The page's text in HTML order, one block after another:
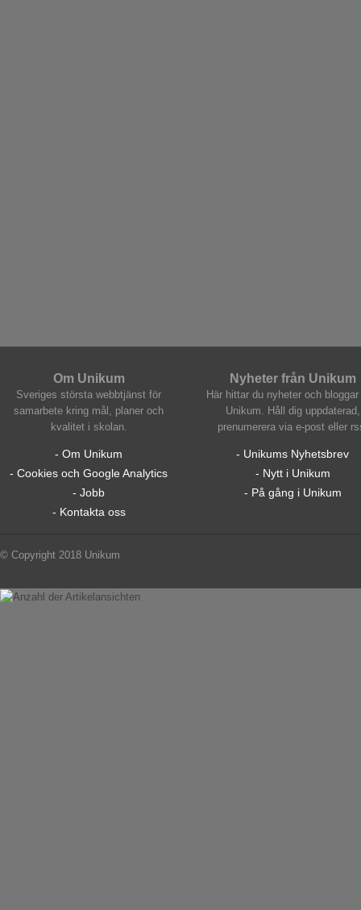
Om Unikum
Sveriges största webbtjänst för
samarbete kring mål, planer och
kvalitet i skolan.
- Om Unikum
- Cookies och Google Analytics
- Jobb
- Kontakta oss
Nyheter från Unikum
Här hittar du nyheter och bloggar
Unikum. Håll dig uppdaterad,
prenumerera via e-post eller
- Unikums Nyhetsbrev
- Nytt i Unikum
- På gång i Unikum
© Copyright 2018 Unikum